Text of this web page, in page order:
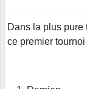
Dans la plus
ce premier